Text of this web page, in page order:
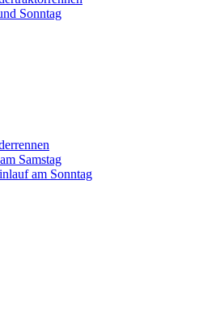
Sonntag
Samstag
am Sonntag